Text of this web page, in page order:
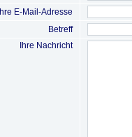
Ihre E-Mail-Adresse
Betreff
Ihre Nachricht